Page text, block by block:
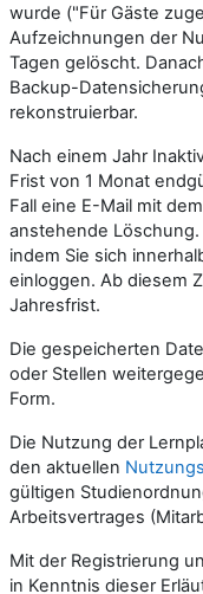
wurde ("Für Gäste
Aufzeichnungen der
Tagen gelöscht.
Backup-
rekonstruierbar.
Nach einem Jahr
Frist von 1 Monat
Fall eine E-Mail mit
anstehende
indem Sie sich
einloggen. Ab diesem
Jahresfrist.
Die gespeicherten
oder Stellen
Form.
Die Nutzung der
den aktuellen
gültigen
Arbeitsvertrages
Mit der Registrierung
in Kenntnis dieser